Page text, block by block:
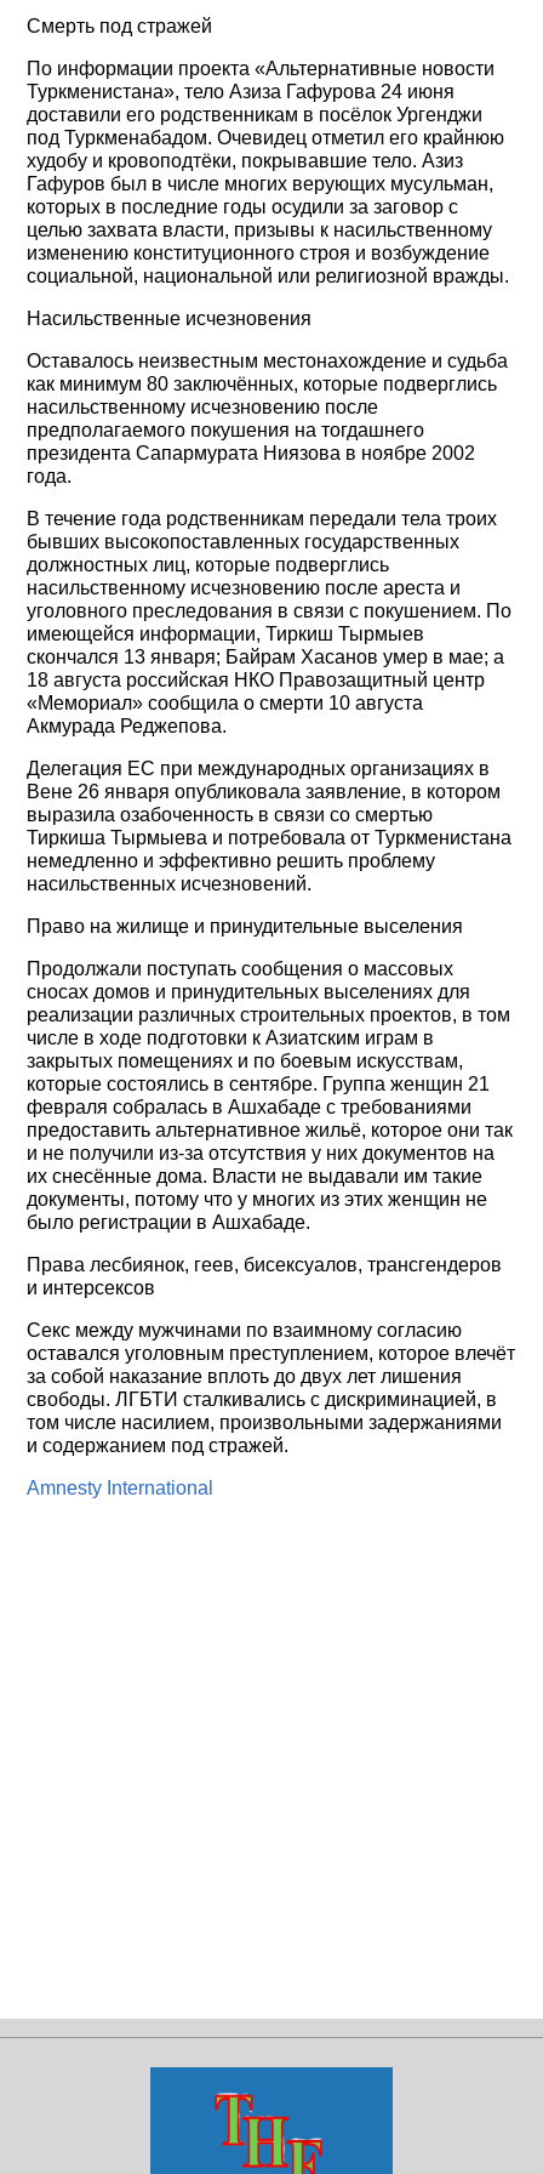
Смерть под стражей
По информации проекта «Альтернативные новости
Туркменистана», тело Азиза Гафурова 24 июня
доставили его родственникам в посёлок Ургенджи
под Туркменабадом. Очевидец отметил его крайнюю
худобу и кровоподтёки, покрывавшие тело. Азиз
Гафуров был в числе многих верующих мусульман,
которых в последние годы осудили за заговор с
целью захвата власти, призывы к насильственному
изменению конституционного строя и возбуждение
социальной, национальной или религиозной вражды.
Насильственные исчезновения
Оставалось неизвестным местонахождение и судьба
как минимум 80 заключённых, которые подверглись
насильственному исчезновению после
предполагаемого покушения на тогдашнего
президента Сапармурата Ниязова в ноябре 2002
года.
В течение года родственникам передали тела троих
бывших высокопоставленных государственных
должностных лиц, которые подверглись
насильственному исчезновению после ареста и
уголовного преследования в связи с покушением. По
имеющейся информации, Тиркиш Тырмыев
скончался 13 января; Байрам Хасанов умер в мае; а
18 августа российская НКО Правозащитный центр
«Мемориал» сообщила о смерти 10 августа
Акмурада Реджепова.
Делегация ЕС при международных организациях в
Вене 26 января опубликовала заявление, в котором
выразила озабоченность в связи со смертью
Тиркиша Тырмыева и потребовала от Туркменистана
немедленно и эффективно решить проблему
насильственных исчезновений.
Право на жилище и принудительные выселения
Продолжали поступать сообщения о массовых
сносах домов и принудительных выселениях для
реализации различных строительных проектов, в том
числе в ходе подготовки к Азиатским играм в
закрытых помещениях и по боевым искусствам,
которые состоялись в сентябре. Группа женщин 21
февраля собралась в Ашхабаде с требованиями
предоставить альтернативное жильё, которое они так
и не получили из-за отсутствия у них документов на
их снесённые дома. Власти не выдавали им такие
документы, потому что у многих из этих женщин не
было регистрации в Ашхабаде.
Права лесбиянок, геев, бисексуалов, трансгендеров
и интерсексов
Секс между мужчинами по взаимному согласию
оставался уголовным преступлением, которое влечёт
за собой наказание вплоть до двух лет лишения
свободы. ЛГБТИ сталкивались с дискриминацией, в
том числе насилием, произвольными задержаниями
и содержанием под стражей.
Amnesty International